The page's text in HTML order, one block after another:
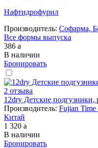
Нафтидрофурил
Производитель: Софарма,
Все формы выпуска
386 a
В наличии
Бронировать
2 отзыва
12dry Детские
Производитель: Fujian Time
Китай
1 320 a
В наличии
Бронировать